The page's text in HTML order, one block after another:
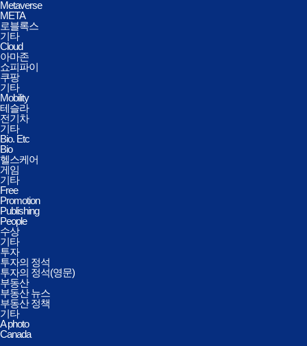
Metaverse
META
로블록스
기타
Cloud
아마존
쇼피파이
쿠팡
기타
Mobility
테슬라
전기차
기타
Bio. Etc
Bio
헬스케어
게임
기타
Free
Promotion
Publishing
People
수상
기타
투자
투자의 정석
투자의 정석(영문)
부동산
부동산 뉴스
부동산 정책
기타
A photo
Canada